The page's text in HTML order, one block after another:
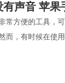
声音 苹果
常方便的工具，
而，有时候在使